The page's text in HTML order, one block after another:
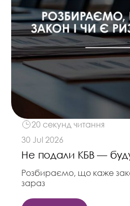
20 секунд читання
30 Jul 2026
Не подали КБВ —
Розбираємо, що каже
зараз